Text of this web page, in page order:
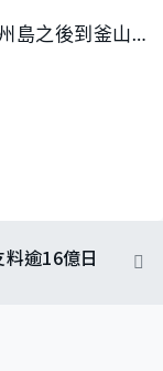
島之後到釜山…
逾16億日